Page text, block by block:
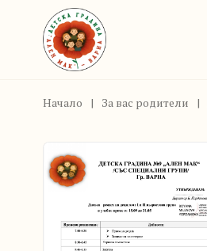
Начало | За вас родители |